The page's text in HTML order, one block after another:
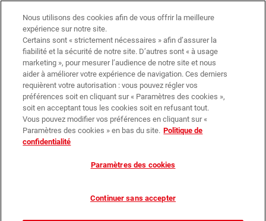
0
Mot de passe perdu
Réinitialiser votre mot de
bouton "Vérifier". Un email avec un lien temporaire
Nous utilisons des cookies afin de vous offrir la meilleure
expérience sur notre site.
Certains sont « strictement nécessaires » afin d’assurer la
fiabilité et la sécurité de notre site. D’autres sont « à usage
marketing », pour mesurer l’audience de notre site et nous
aider à améliorer votre expérience de navigation. Ces derniers
requièrent votre autorisation : vous pouvez régler vos
préférences soit en cliquant sur « Paramètres des cookies »,
soit en acceptant tous les cookies soit en refusant tout.
Vous pouvez modifier vos préférences en cliquant sur «
Paramètres des cookies » en bas du site. Politique de
confidentialité
Paramètres des cookies
Continuer sans accepter